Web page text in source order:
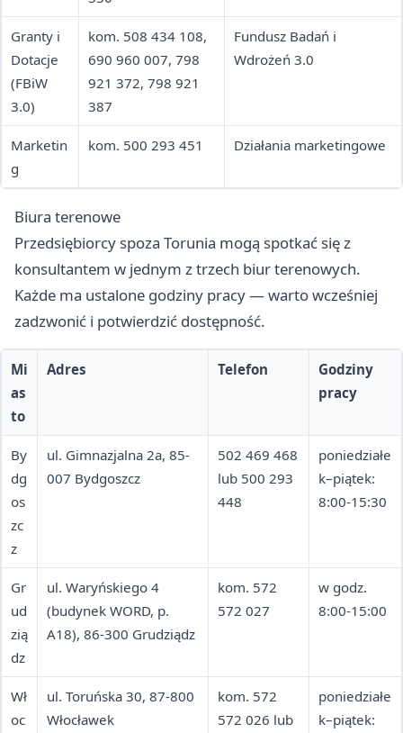
Granty i
Dotacje
(FBiW
3.0)
kom. 508 434 108,
690 960 007, 798
921 372, 798 921
387
Fundusz Badań i
Wdrożeń 3.0
Marketin
g
kom. 500 293 451 Działania marketingowe
Biura terenowe
Przedsiębiorcy spoza Torunia mogą spotkać się z
konsultantem w jednym z trzech biur terenowych.
Każde ma ustalone godziny pracy — warto wcześniej
zadzwonić i potwierdzić dostępność.
Mi
as
to
Adres Telefon
Godziny
pracy
By
dg
os
zc
z
ul. Gimnazjalna 2a, 85-
007 Bydgoszcz
502 469 468
lub 500 293
448
poniedziałe
k–piątek:
8:00-15:30
Gr
ud
zią
dz
ul. Waryńskiego 4
(budynek WORD, p.
A18), 86-300 Grudziądz
kom. 572
572 027
w godz.
8:00-15:00
Wł
oc
ul. Toruńska 30, 87-800
Włocławek
kom. 572
572 026 lub
poniedziałe
k–piątek: